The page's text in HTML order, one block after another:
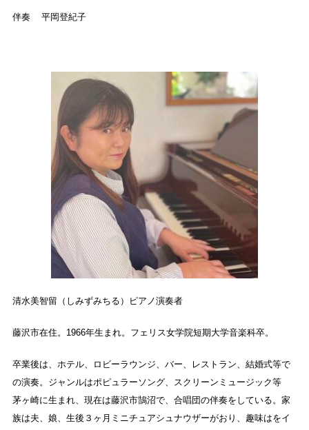
伴奏 平岡登紀子
清水美智留（しみずみちる）ピアノ演奏者
藤沢市在住。1966年生まれ。フェリス女学院短期大学音楽科卒。
卒業後は、ホテル、ロビーラウンジ、バー、レストラン、結婚式等で
の演奏。ジャンルはポピュラーソング、スクリーンミュージック等
茅ヶ崎に生まれ、現在は藤沢市鵠沼で、合唱団の伴奏をしている。家
族は夫、娘、生後３ヶ月ミニチュアシュナウザーがおり、趣味はをイ